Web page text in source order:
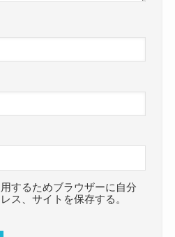
するためブラウザーに自分
ス、サイトを保存する。